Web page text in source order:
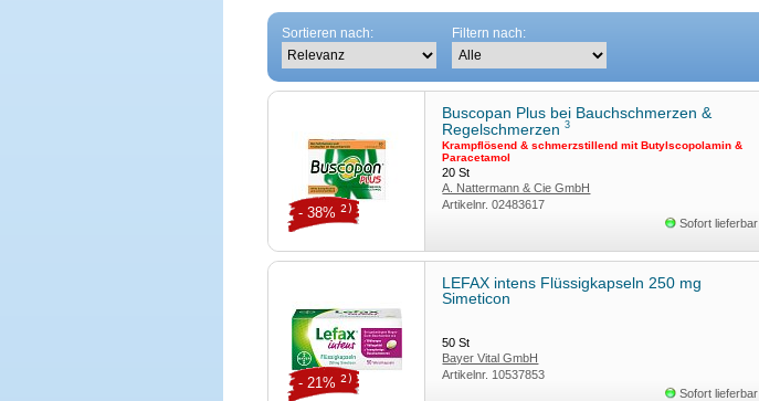
Sortieren nach: Filtern nach:
Buscopan Plus bei Bauchschmerzen &
Regelschmerzen3
Krampflösend & schmerzstillend mit Butylscopolamin &
Paracetamol
20St
A. Nattermann & Cie GmbH
Artikelnr.02483617
Sofort lieferbar
- 38% 2)
LEFAX intens Flüssigkapseln 250 mg
Simeticon
50St
Bayer Vital GmbH
Artikelnr. 10537853
Sofort lieferbar
- 21% 2)